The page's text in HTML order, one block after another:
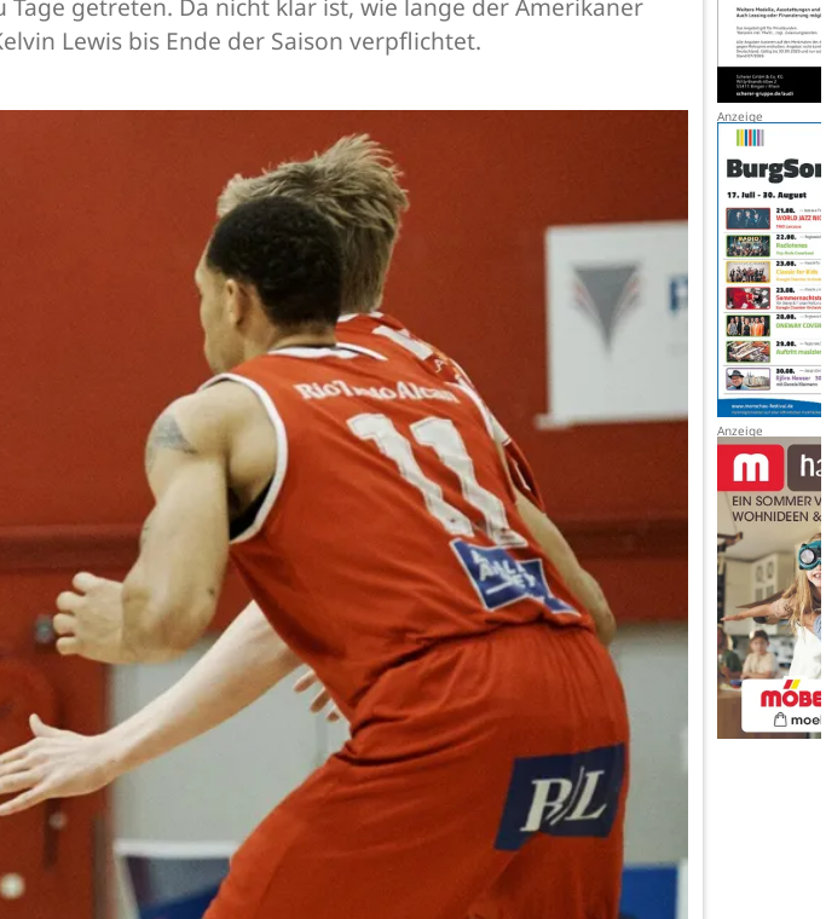
getreten. Da nicht klar ist, wie lange der Amerikaner
Lewis bis Ende der Saison verpflichtet.